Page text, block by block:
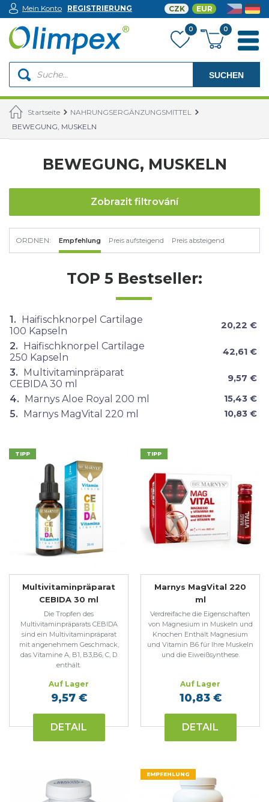
SUCHEN
Mein Konto REGISTRIERUNG
0
CZK EUR
0
Startseite
NAHRUNGSERGÄNZUNGSMITTEL
BEWEGUNG, MUSKELN
BEWEGUNG, MUSKELN
Zobrazit filtrování
ORDNEN: Empfehlung Preis aufsteigend Preis absteigend
TOP 5 Bestseller:
1. Haifischknorpel Cartilage
100 Kapseln
20,22 €
2. Haifischknorpel Cartilage
250 Kapseln
42,61 €
3. Multivitaminpräparat
CEBIDA 30 ml
9,57 €
4. Marnys Aloe Royal 200 ml 15,43 €
5. Marnys MagVital 220 ml 10,83 €
TIPP
Multivitaminpräparat
CEBIDA 30 ml
Die Tropfen des
Multivitaminpräparats CEBIDA
sind ein Multivitaminpräparat
mit angenehmem Geschmack,
das Vitamine A, B1, B3,B6, C, D
enthält.
Auf Lager
9,57 €
DETAIL
TIPP
Marnys MagVital 220
ml
Verdreifache die Eigenschaften
von Magnesium in Muskeln und
Knochen Enthält Magnesium
und Vitamin B6 für Ihre Muskeln
und die Eiweißsynthese.
Auf Lager
10,83 €
DETAIL
EMPFEHLUNG